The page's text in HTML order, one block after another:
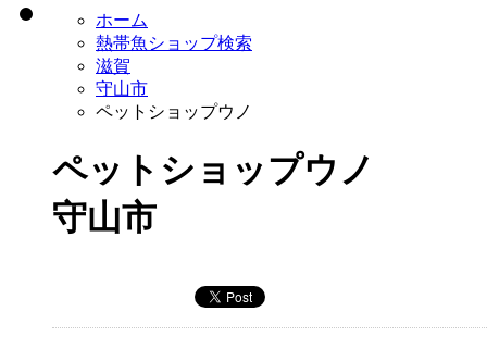
ホーム
熱帯魚ショップ検索
滋賀
守山市
ペットショップウノ
ペットショップウノ
守山市